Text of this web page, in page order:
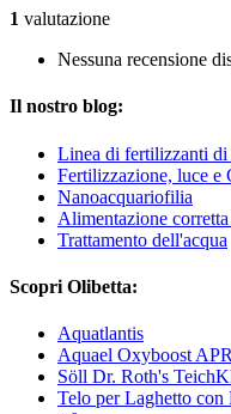
1 valutazione
Nessuna recensione
Il nostro blog:
Linea di fertilizzanti
Fertilizzazione, luce e
Nanoacquariofilia
Alimentazione
Trattamento dell'acqua
Scopri Olibetta:
Aquatlantis
Aquael Oxyboost
Söll Dr. Roth's
Telo per Laghetto